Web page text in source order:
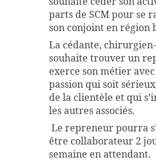
parts de SCM pour se
son conjoint en région
La cédante,
souhaite trouver un
exerce son métier
passion qui soit
de la clientèle et qui
les autres associés.
Le repreneur pourra
être collaborateur 2
semaine en attendant.